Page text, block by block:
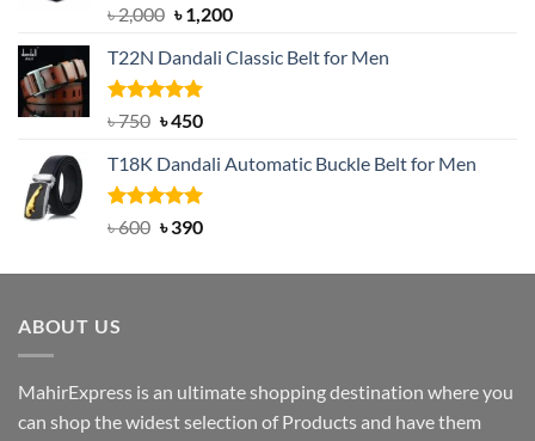
Rated5.00
out of 5
৳2,000 Original
was:
৳ 2,000.
৳1,200Current
is:
T22N Dandali Classic Belt for Men
Rated5.00
৳750 Original
was:
৳ 750.
৳450Current
is:
৳ 450.
T18K Dandali Automatic Buckle Belt for Men
Rated5.00
৳600 Original
was:
৳390Current
is:
ABOUT US
MahirExpress is an ultimate shopping destination where you
can shop the widest selection of Products and have them